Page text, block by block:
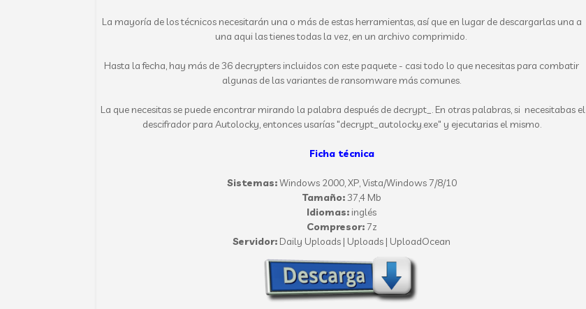
La mayoría de los técnicos necesitarán una o más de estas herramientas, así que en lugar de descargarlas una a
una aqui las tienes todas la vez, en un archivo comprimido.
Hasta la fecha, hay más de 36 decrypters incluidos con este paquete - casi todo lo que necesitas para combatir
algunas de las variantes de ransomware más comunes.
La que necesitas se puede encontrar mirando la palabra después de decrypt_. En otras palabras, si necesitabas el
descifrador para Autolocky, entonces usarías "decrypt_autolocky.exe" y ejecutarias el mismo.
Ficha técnica
Sistemas:Windows 2000, XP, Vista/Windows 7/8/10
Tamaño:37,4 Mb
Idiomas: inglés
Compresor:7z
Servidor: Daily Uploads | Uploads | UploadOcean